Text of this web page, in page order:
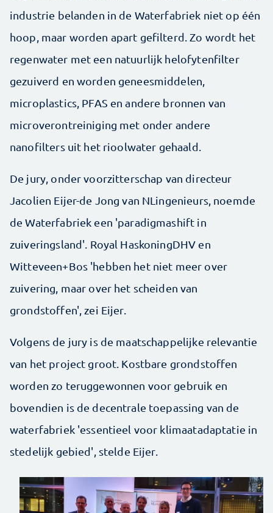
industrie belanden in de Waterfabriek niet op één
hoop, maar worden apart gefilterd. Zo wordt het
regenwater met een natuurlijk helofytenfilter
gezuiverd en worden geneesmiddelen,
microplastics, PFAS en andere bronnen van
microverontreiniging met onder andere
nanofilters uit het rioolwater gehaald.
De jury, onder voorzitterschap van directeur
Jacolien Eijer-de Jong van NLingenieurs, noemde
de Waterfabriek een 'paradigmashift in
zuiveringsland'. Royal HaskoningDHV en
Witteveen+Bos 'hebben het niet meer over
zuivering, maar over het scheiden van
grondstoffen', zei Eijer.
Volgens de jury is de maatschappelijke relevantie
van het project groot. Kostbare grondstoffen
worden zo teruggewonnen voor gebruik en
bovendien is de decentrale toepassing van de
waterfabriek 'essentieel voor klimaatadaptatie in
stedelijk gebied', stelde Eijer.